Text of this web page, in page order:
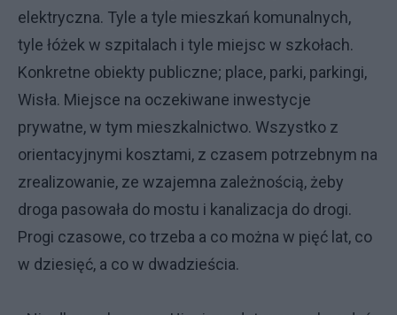
elektryczna. Tyle a tyle mieszkań komunalnych,
tyle łóżek w szpitalach i tyle miejsc w szkołach.
Konkretne obiekty publiczne; place, parki, parkingi,
Wisła. Miejsce na oczekiwane inwestycje
prywatne, w tym mieszkalnictwo. Wszystko z
orientacyjnymi kosztami, z czasem potrzebnym na
zrealizowanie, ze wzajemna zależnością, żeby
droga pasowała do mostu i kanalizacja do drogi.
Progi czasowe, co trzeba a co można w pięć lat, co
w dziesięć, a co w dwadzieścia.